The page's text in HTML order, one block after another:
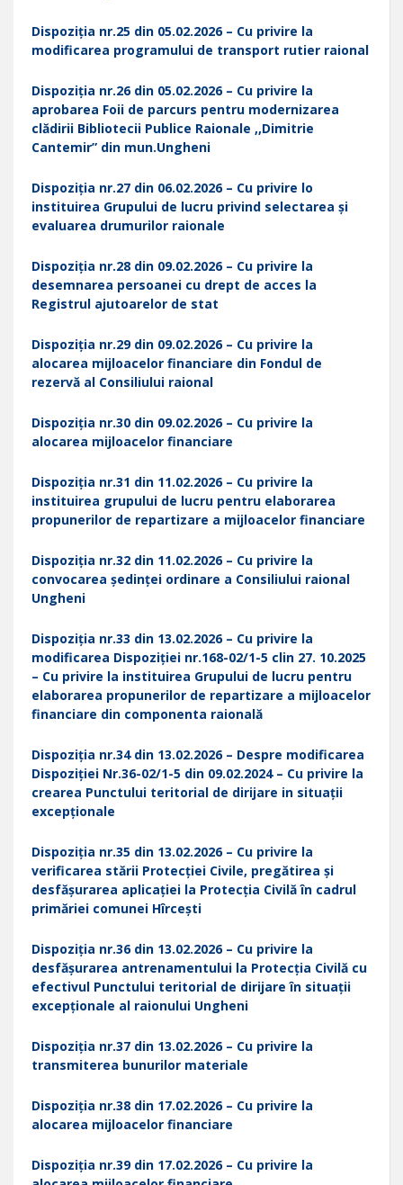
Dispoziția nr.25 din 05.02.2026 – Cu privire la
modificarea programului de transport rutier raional
Dispoziția nr.26 din 05.02.2026 – Cu privire la
aprobarea Foii de parcurs pentru modernizarea
clădirii Bibliotecii Publice Raionale ,,Dimitrie
Cantemir” din mun.Ungheni
Dispoziția nr.27 din 06.02.2026 – Cu privire lo
instituirea Grupului de lucru privind selectarea și
evaluarea drumurilor raionale
Dispoziția nr.28 din 09.02.2026 – Cu privire la
desemnarea persoanei cu drept de acces la
Registrul ajutoarelor de stat
Dispoziția nr.29 din 09.02.2026 – Cu privire la
alocarea mijloacelor financiare din Fondul de
rezervă al Consiliului raional
Dispoziția nr.30 din 09.02.2026 – Cu privire la
alocarea mijloacelor financiare
Dispoziția nr.31 din 11.02.2026 – Cu privire la
instituirea grupului de lucru pentru elaborarea
propunerilor de repartizare a mijloacelor financiare
Dispoziția nr.32 din 11.02.2026 – Cu privire la
convocarea ședinței ordinare a Consiliului raional
Ungheni
Dispoziția nr.33 din 13.02.2026 – Cu privire la
modificarea Dispoziției nr.168-02/1-5 clin 27. 10.2025
– Cu privire la instituirea Grupului de lucru pentru
elaborarea propunerilor de repartizare a mijloacelor
financiare din componenta raională
Dispoziția nr.34 din 13.02.2026 – Despre modificarea
Dispoziției Nr.36-02/1-5 din 09.02.2024 – Cu privire la
crearea Punctului teritorial de dirijare in situații
excepționale
Dispoziția nr.35 din 13.02.2026 – Cu privire la
verificarea stării Protecției Civile, pregătirea și
desfășurarea aplicației la Protecția Civilă în cadrul
primăriei comunei Hîrcești
Dispoziția nr.36 din 13.02.2026 – Cu privire la
desfășurarea antrenamentului la Protecția Civilă cu
efectivul Punctului teritorial de dirijare în situații
excepționale al raionului Ungheni
Dispoziția nr.37 din 13.02.2026 – Cu privire la
transmiterea bunurilor materiale
Dispoziția nr.38 din 17.02.2026 – Cu privire la
alocarea mijloacelor financiare
Dispoziția nr.39 din 17.02.2026 – Cu privire la